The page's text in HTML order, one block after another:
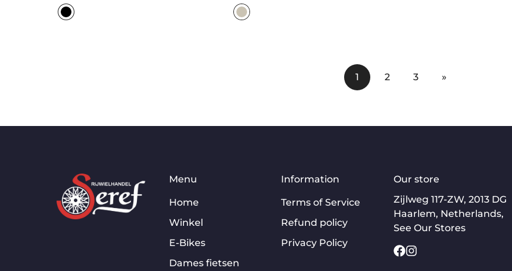
1 2 3 »
Menu
Home
Winkel
E-Bikes
Dames fietsen
Information
Terms of Service
Refund policy
Privacy Policy
Our store
Zijlweg 117-ZW, 2013 DG
Haarlem, Netherlands,
See Our Stores